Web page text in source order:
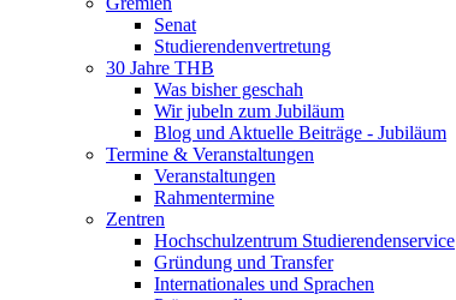
Senat
Studierendenvertretung
30 Jahre THB
Was bisher geschah
Wir jubeln zum Jubiläum
Blog und Aktuelle Beiträge - Jubiläum
Termine & Veranstaltungen
Veranstaltungen
Rahmentermine
Zentren
Hochschulzentrum Studierendenservice
Gründung und Transfer
Internationales und Sprachen